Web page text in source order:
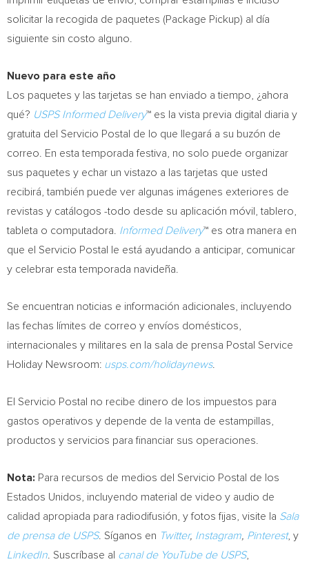
solicitar la recogida de paquetes (Package Pickup) al día
siguiente sin costo alguno.
Nuevo para este año
Los paquetes y las tarjetas se han enviado a tiempo, ¿ahora
qué? USPS Informed Delivery™ es la vista previa digital diaria y
gratuita del Servicio Postal de lo que llegará a su buzón de
correo. En esta temporada festiva, no solo puede organizar
sus paquetes y echar un vistazo a las tarjetas que usted
recibirá, también puede ver algunas imágenes exteriores de
revistas y catálogos -todo desde su aplicación móvil, tablero,
tableta o computadora. Informed Delivery™ es otra manera en
que el Servicio Postal le está ayudando a anticipar, comunicar
y celebrar esta temporada navideña.
Se encuentran noticias e información adicionales, incluyendo
las fechas límites de correo y envíos domésticos,
internacionales y militares en la sala de prensa Postal Service
Holiday Newsroom: usps.com/holidaynews.
El Servicio Postal no recibe dinero de los impuestos para
gastos operativos y depende de la venta de estampillas,
productos y servicios para financiar sus operaciones.
Nota: Para recursos de medios del Servicio Postal de los
Estados Unidos, incluyendo material de video y audio de
calidad apropiada para radiodifusión, y fotos fijas, visite la Sala
deprensa de USPS. Síganos en Twitter, Instagram Pinterest, y
LinkedIn . Suscríbase al canal de YouTube de USPS,